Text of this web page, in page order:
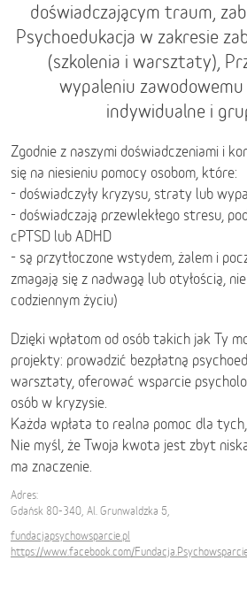
doświadczającym traum,
Psychoedukacja w zakresie
(szkolenia i warsztaty),
wypaleniu
indywidualne i
Zgodnie z naszymi doświadczeniami i
się na niesieniu pomocy osobom, które:
- doświadczyły kryzysu, straty lub
- doświadczają przewlekłego stresu,
cPTSD lub ADHD
- są przytłoczone wstydem, żalem i
zmagają się z nadwagą lub otyłością,
codziennym życiu)
Dzięki wpłatom od osób takich jak Ty
projekty: prowadzić bezpłatną
warsztaty, oferować wsparcie
osób w kryzysie.
Każda wpłata to realna pomoc dla
Nie myśl, że Twoja kwota jest zbyt
ma znaczenie.
Adres:
Gdańsk 80-340, Al. Grunwaldzka 5,
fundacjapsychowsparcie.pl
https://www.facebook.com/